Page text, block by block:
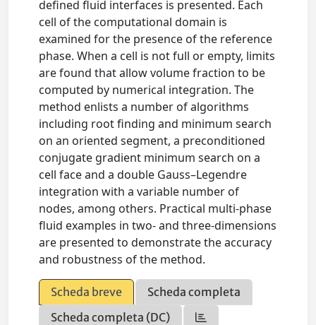
defined fluid interfaces is presented. Each
cell of the computational domain is
examined for the presence of the reference
phase. When a cell is not full or empty, limits
are found that allow volume fraction to be
computed by numerical integration. The
method enlists a number of algorithms
including root finding and minimum search
on an oriented segment, a preconditioned
conjugate gradient minimum search on a
cell face and a double Gauss–Legendre
integration with a variable number of
nodes, among others. Practical multi-phase
fluid examples in two- and three-dimensions
are presented to demonstrate the accuracy
and robustness of the method.
Scheda breve
Scheda completa
Scheda completa (DC)